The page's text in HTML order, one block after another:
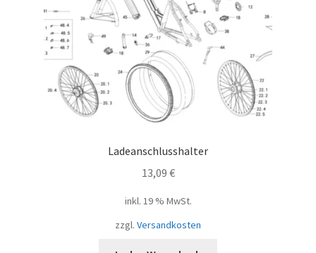
Ladeanschlusshalter
13,09 €
inkl. 19 % MwSt.
zzgl. Versandkosten